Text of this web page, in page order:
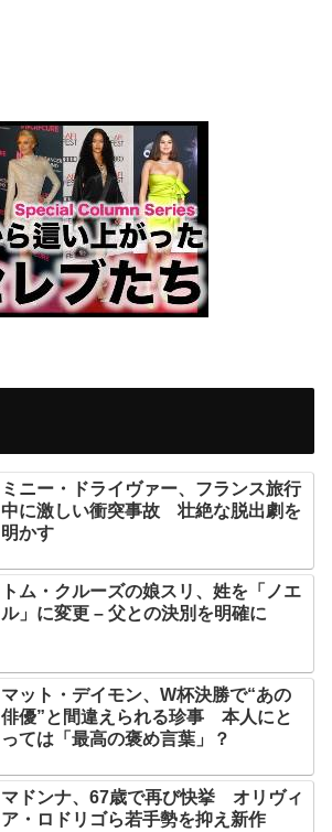
ミニー・ドライヴァー、フランス旅行
中に激しい衝突事故 壮絶な脱出劇を
明かす
トム・クルーズの娘スリ、姓を「ノエ
ル」に変更 – 父との決別を明確に
マット・デイモン、W杯決勝で“あの
俳優”と間違えられる珍事 本人にと
っては「最高の褒め言葉」？
マドンナ、67歳で再び快挙 オリヴィ
ア・ロドリゴら若手勢を抑え新作